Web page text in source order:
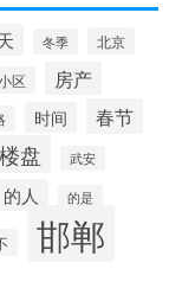
冬季 北京
区 房产
时间 春节
楼盘 武安
的人 的是
邯郸